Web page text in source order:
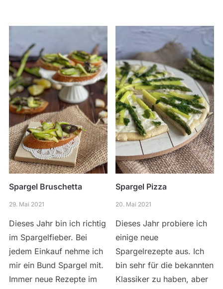
Spargel Bruschetta
29. Mai 2021
Dieses Jahr bin ich richtig
im Spargelfieber. Bei
jedem Einkauf nehme ich
mir ein Bund Spargel mit.
Immer neue Rezepte im
Spargel Pizza
20. Mai 2021
Dieses Jahr probiere ich
einige neue
Spargelrezepte aus. Ich
bin sehr für die bekannten
Klassiker zu haben, aber